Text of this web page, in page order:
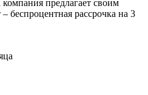
предлагает своим
беспроцентная рассрочка на 3